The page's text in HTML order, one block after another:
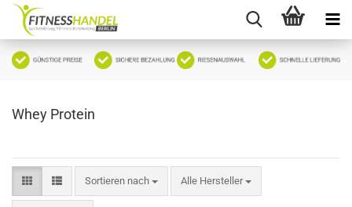
Whey Protein
Sortieren nach
Sortieren nach Alle Hersteller